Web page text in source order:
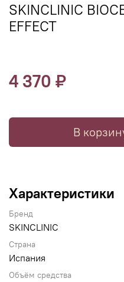
SKINCLINIC
EFFECT
4 370 ₽
В
Характеристики
Бренд
SKINCLINIC
Страна
Испания
Объём средства